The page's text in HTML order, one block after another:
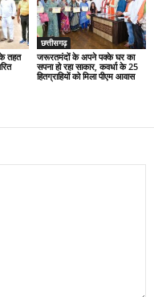
तहत
छत्तीसगढ़
जरूरतमंदों के अपने पक्के घर का
सपना हो रहा साकार, कवर्धा के 25
हितग्राहियों को मिला पीएम आवास